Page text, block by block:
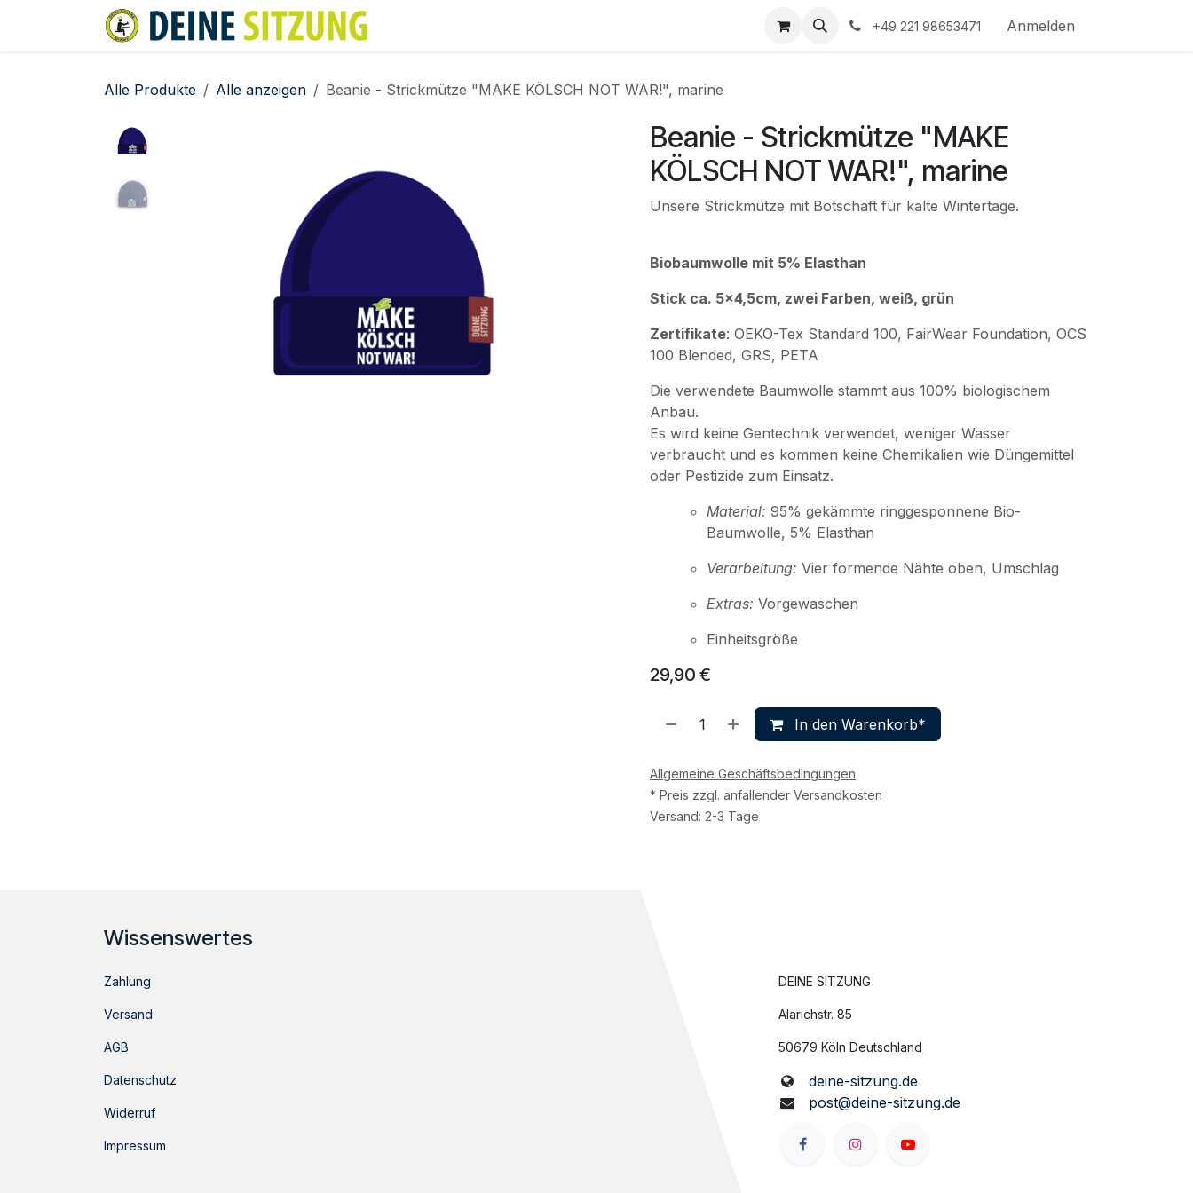
Zum Inhalt springen
+49 221 98653471 Anmelden
Alle Produkte Alle anzeigen Beanie - Strickmütze "MAKE KÖLSCH NOT WAR!", marine
Beanie - Strickmütze "MAKE
KÖLSCH NOT WAR!", marine
Unsere Strickmütze mit Botschaft für kalte Wintertage.
Biobaumwolle mit 5% Elasthan
Stick ca. 5x4,5cm, zwei Farben, weiß, grün
Zertifikate: OEKO-Tex Standard 100, FairWear Foundation, OCS
100 Blended, GRS, PETA
Die verwendete Baumwolle stammt aus 100% biologischem
Anbau.
Es wird keine Gentechnik verwendet, weniger Wasser
verbraucht und es kommen keine Chemikalien wie Düngemittel
oder Pestizide zum Einsatz.
Material: 95% gekämmte ringgesponnene Bio-
Baumwolle, 5% Elasthan
Verarbeitung: Vier formende Nähte oben, Umschlag
Extras: Vorgewaschen
Einheitsgröße
29,90 €
In den Warenkorb*
Allgemeine Geschäftsbedingungen
* Preis zzgl. anfallender Versandkosten
Versand: 2-3 Tage
Wissenswertes
Zahlung
Versand
AGB
Datenschutz
Widerruf
Impressum
DEINE SITZUNG
Alarichstr. 85
50679 Köln Deutschland
deine-sitzung.de
post@deine-sitzung.de